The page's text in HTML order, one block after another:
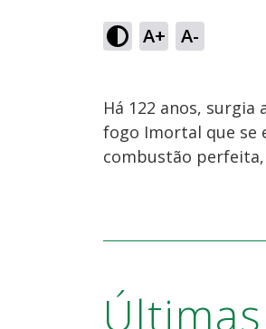
A+ A-
Há 122 anos,
fogo Imortal que se
combustão perfeita,
Últimas